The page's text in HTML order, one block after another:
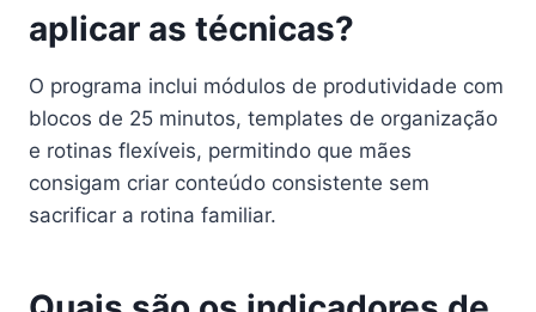
aplicar as técnicas?
O programa inclui módulos de produtividade com
blocos de 25 minutos, templates de organização
e rotinas flexíveis, permitindo que mães
consigam criar conteúdo consistente sem
sacrificar a rotina familiar.